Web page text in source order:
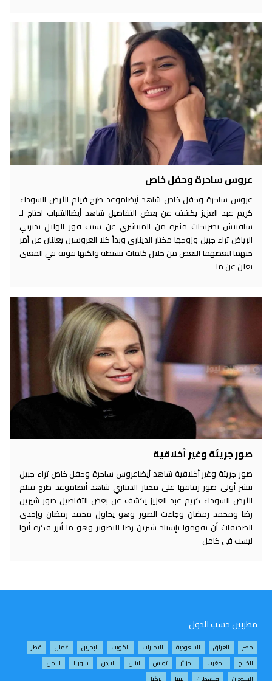
عروس ساحرة وحفل خاص
عروس ساحرة وحفل خاص شاهد أيضاموعد طرح فيلم الأرض السوداء
كريم عبد العزيز يكشف عن بعض التفاصيل شاهد أيضاالشباب احتاج لـ
سافيتش تصريحات مثيرة من المنتشري عن سبب فوز الهلال بديربي
الرياض ثراء جبيل وزوجها مختار الديناري وبدأ كلا العروسين يعلنان عن أمر
حبهما لبعضهما البعض من خلال كلمات بسيطة ولكنها قوية في المعنى
تعلن عن ما
صور جريئة وغير أخلاقية
صور جريئة وغير أخلاقية شاهد أيضاعروس ساحرة وحفل خاص ثراء جبيل
تنشر أولى صور زفافها على مختار الديناري شاهد أيضاموعد طرح فيلم
الأرض السوداء كريم عبد العزيز يكشف عن بعض التفاصيل صور شيرين
رضا ومحمد رمضان وجاءت الصور وهو يحاول محمد رمضان وإحدى
الصديقات أن يقوموا بإسناد شيرين رضا للتصوير وهو ما أبرز فكرة أنها
ليست في كامل
مطربين حسب الدول
مصر العراق السعودية الامارات الكويت البحرين عُمان
قطر
الخليج
المغرب الجزائر تونس لبنان الاردن سوريا
اليمن